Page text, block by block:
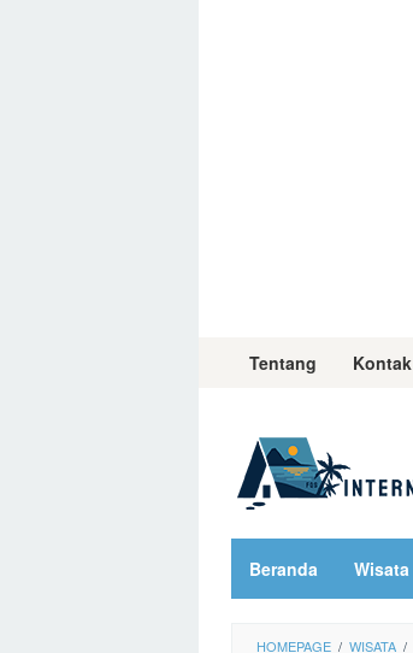
Tentang Kontak
Beranda Wisata
HOMEPAGE / WISATA /